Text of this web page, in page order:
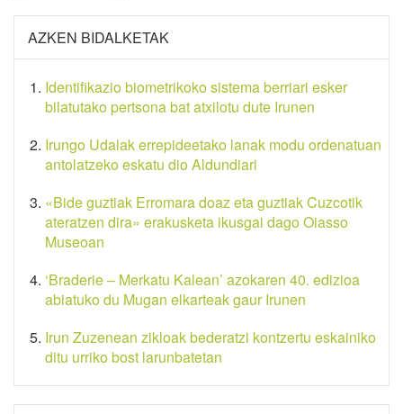
AZKEN BIDALKETAK
Identifikazio biometrikoko sistema berriari esker
bilatutako pertsona bat atxilotu dute Irunen
Irungo Udalak errepideetako lanak modu ordenatuan
antolatzeko eskatu dio Aldundiari
«Bide guztiak Erromara doaz eta guztiak Cuzcotik
ateratzen dira» erakusketa ikusgai dago Oiasso
Museoan
‘Braderie – Merkatu Kalean’ azokaren 40. edizioa
abiatuko du Mugan elkarteak gaur Irunen
Irun Zuzenean zikloak bederatzi kontzertu eskainiko
ditu urriko bost larunbatetan